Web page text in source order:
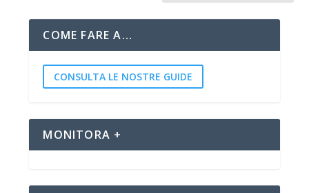
COME FARE A…
CONSULTA LE NOSTRE GUIDE
MONITORA +